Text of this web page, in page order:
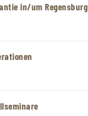
in/um Regensburg